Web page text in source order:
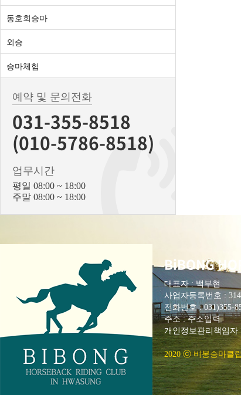
동호회승마
외승
승마체험
예약 및 문의전화
031-355-8518
(010-5786-8518)
업무시간
평일 08:00 ~ 18:00
주말 08:00 ~ 18:00
BiBONG
대표자 : 백부현
사업자등록번호 :
전화번호 : 031)355-
주소 : 주소입력
개인정보관리책임자
2020 ⓒ 비봉승마클